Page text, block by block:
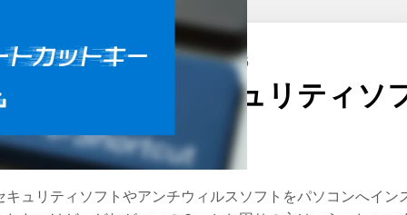
ム > Windows 公開日： 2020/08/06
10のセキュリティソ
について
キュリティソフトやアンチウィルスソフトをパソコンへイン